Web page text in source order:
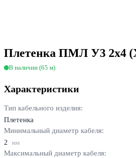
Плетенка ПМЛ У3 2х4
В наличии (65 м)
Характеристики
Тип кабельного изделия:
Плетенка
Минимальный диаметр кабеля:
2 мм
Максимальный диаметр кабеля: